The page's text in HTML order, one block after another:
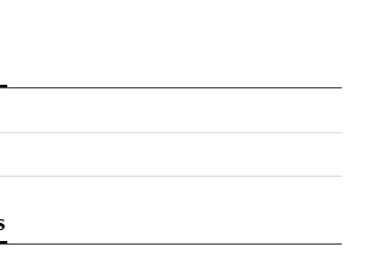
en Instagram
Brasil en Twitter
El País Brasil en Facebook